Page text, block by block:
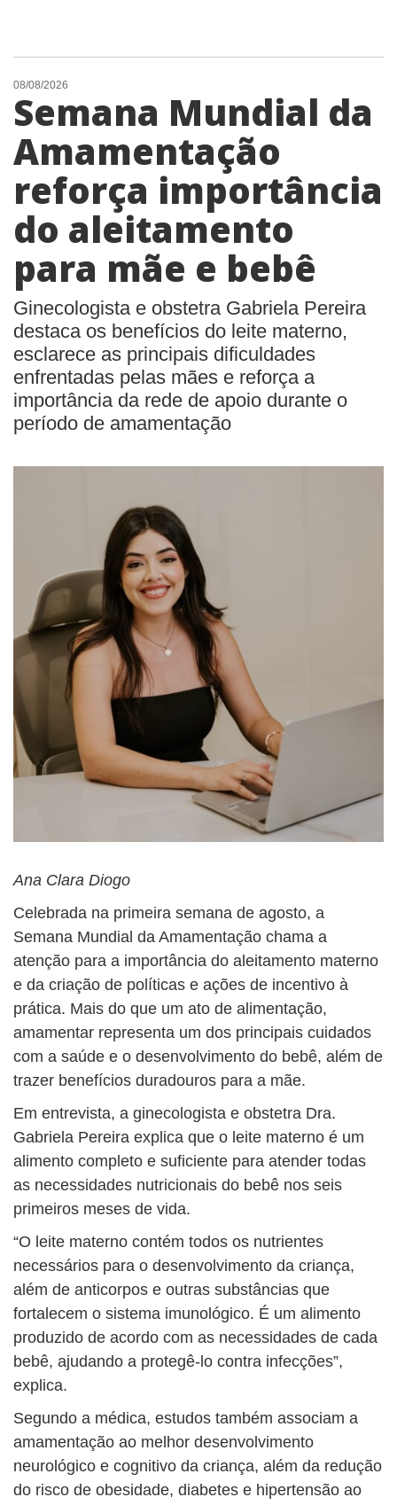
08/08/2026
Semana Mundial da
Amamentação
reforça importância
do aleitamento
para mãe e bebê
Ginecologista e obstetra Gabriela Pereira
destaca os benefícios do leite materno,
esclarece as principais dificuldades
enfrentadas pelas mães e reforça a
importância da rede de apoio durante o
período de amamentação
Ana Clara Diogo
Celebrada na primeira semana de agosto, a
Semana Mundial da Amamentação chama a
atenção para a importância do aleitamento materno
e da criação de políticas e ações de incentivo à
prática. Mais do que um ato de alimentação,
amamentar representa um dos principais cuidados
com a saúde e o desenvolvimento do bebê, além de
trazer benefícios duradouros para a mãe.
Em entrevista, a ginecologista e obstetra Dra.
Gabriela Pereira explica que o leite materno é um
alimento completo e suficiente para atender todas
as necessidades nutricionais do bebê nos seis
primeiros meses de vida.
“O leite materno contém todos os nutrientes
necessários para o desenvolvimento da criança,
além de anticorpos e outras substâncias que
fortalecem o sistema imunológico. É um alimento
produzido de acordo com as necessidades de cada
bebê, ajudando a protegê-lo contra infecções”,
explica.
Segundo a médica, estudos também associam a
amamentação ao melhor desenvolvimento
neurológico e cognitivo da criança, além da redução
do risco de obesidade, diabetes e hipertensão ao